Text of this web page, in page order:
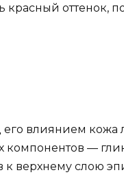
оттенок,
влиянием кожа
компонентов —
к верхнему слою